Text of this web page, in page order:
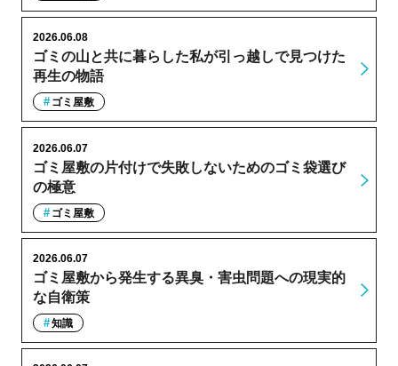
ゴミの山と共に暮らした私が引っ越しで見つけた
再生の物語
2026.06.08
ゴミ屋敷
ゴミ屋敷の片付けで失敗しないためのゴミ袋選び
の極意
2026.06.07
ゴミ屋敷
ゴミ屋敷から発生する異臭・害虫問題への現実的
な自衛策
2026.06.07
知識